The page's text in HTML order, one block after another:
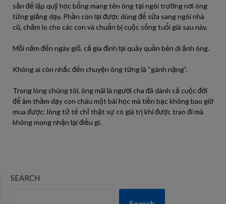
sản để lập quỹ học bổng mang tên ông tại ngôi trường nơi ông
từng giảng dạy. Phần còn lại được dùng để sửa sang ngôi nhà
cũ, chăm lo cho các con và chuẩn bị cuộc sống tuổi già sau này.
Mỗi năm đến ngày giỗ, cả gia đình lại quây quần bên di ảnh ông.
Không ai còn nhắc đến chuyện ông từng là “gánh nặng”.
Trong lòng chúng tôi, ông mãi là người cha đã dành cả cuộc đời
để âm thầm dạy con cháu một bài học mà tiền bạc không bao giờ
mua được: lòng tử tế chỉ thật sự có giá trị khi được trao đi mà
không mong nhận lại điều gì.
SEARCH